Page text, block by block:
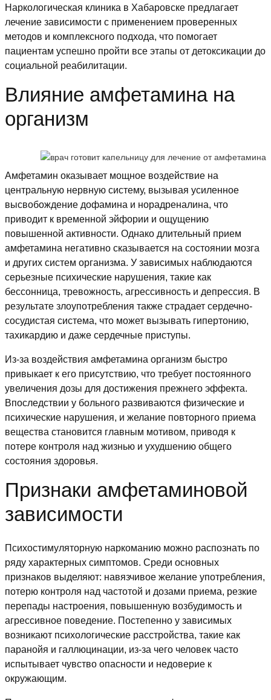
Наркологическая клиника в Хабаровске предлагает
лечение зависимости с применением проверенных
методов и комплексного подхода, что помогает
пациентам успешно пройти все этапы от детоксикации до
социальной реабилитации.
Влияние амфетамина на
организм
Амфетамин оказывает мощное воздействие на
центральную нервную систему, вызывая усиленное
высвобождение дофамина и норадреналина, что
приводит к временной эйфории и ощущению
повышенной активности. Однако длительный прием
амфетамина негативно сказывается на состоянии мозга
и других систем организма. У зависимых наблюдаются
серьезные психические нарушения, такие как
бессонница, тревожность, агрессивность и депрессия. В
результате злоупотребления также страдает сердечно-
сосудистая система, что может вызывать гипертонию,
тахикардию и даже сердечные приступы.
Из-за воздействия амфетамина организм быстро
привыкает к его присутствию, что требует постоянного
увеличения дозы для достижения прежнего эффекта.
Впоследствии у больного развиваются физические и
психические нарушения, и желание повторного приема
вещества становится главным мотивом, приводя к
потере контроля над жизнью и ухудшению общего
состояния здоровья.
Признаки амфетаминовой
зависимости
Психостимуляторную наркоманию можно распознать по
ряду характерных симптомов. Среди основных
признаков выделяют: навязчивое желание употребления,
потерю контроля над частотой и дозами приема, резкие
перепады настроения, повышенную возбудимость и
агрессивное поведение. Постепенно у зависимых
возникают психологические расстройства, такие как
паранойя и галлюцинации, из-за чего человек часто
испытывает чувство опасности и недоверие к
окружающим.